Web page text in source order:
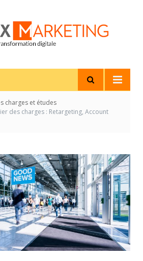
charges et études
des charges : Retargeting, Account